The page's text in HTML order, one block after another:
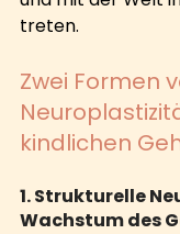
treten.
Zwei Formen
kindlichen
1. Strukturelle
Wachstum des